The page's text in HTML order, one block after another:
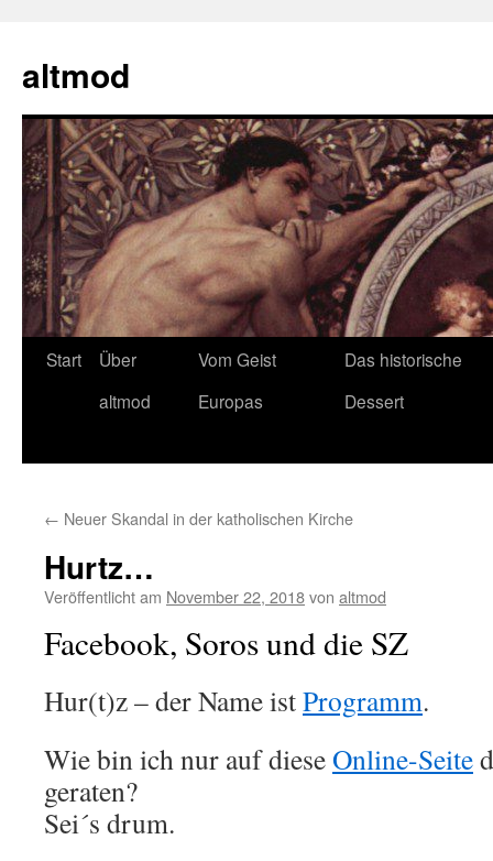
springen
altmod
Start
Über
altmod
Vom Geist
Europas
Das historische
Dessert
← Neuer Skandal in der katholischen Kirche
Hurtz…
Veröffentlicht am November 22, 2018von altmod
Facebook, Soros und die SZ
Hur(t)z – der Name istProgramm.
Wie bin ich nur auf dieseOnline-Seite
geraten?
Sei´s drum.